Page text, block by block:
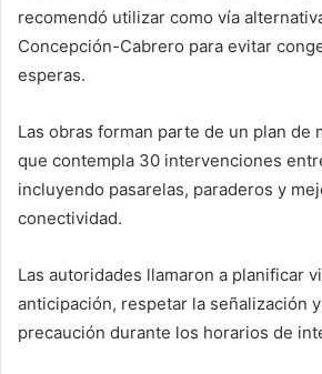
recomendó utilizar como vía
Concepción-Cabrero para evitar
esperas.
Las obras forman parte de un plan de
que contempla 30 intervenciones
incluyendo pasarelas, paraderos y
conectividad.
Las autoridades llamaron a planificar
anticipación, respetar la señalización
precaución durante los horarios de